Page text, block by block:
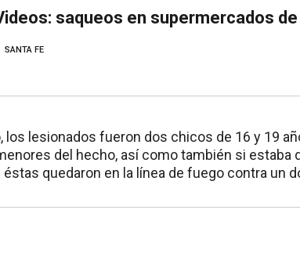
saqueos en supermercados
SANTA FE
los lesionados fueron dos chicos de 16 y 19
del hecho, así como también si estaba
quedaron en la línea de fuego contra un